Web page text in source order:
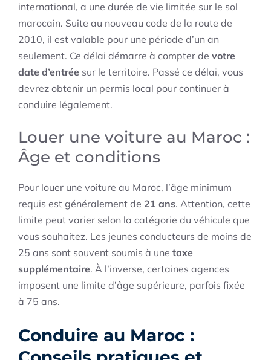
international, a une durée de vie limitée sur le sol
marocain. Suite au nouveau code de la route de
2010, il est valable pour une période d’un an
seulement. Ce délai démarre à compter de votre
date d’entrée sur le territoire. Passé ce délai, vous
devrez obtenir un permis local pour continuer à
conduire légalement.
Louer une voiture au Maroc :
Âge et conditions
Pour louer une voiture au Maroc, l’âge minimum
requis est généralement de 21 ans. Attention, cette
limite peut varier selon la catégorie du véhicule que
vous souhaitez. Les jeunes conducteurs de moins de
25 ans sont souvent soumis à une taxe
supplémentaire. À l’inverse, certaines agences
imposent une limite d’âge supérieure, parfois fixée
à 75 ans.
Conduire au Maroc :